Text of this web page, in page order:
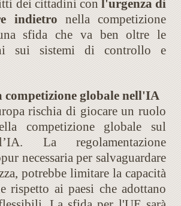
dei cittadini con l'urgenza di
indietro nella competizione
sfida che va ben oltre le
sui sistemi di controllo e
competizione globale nell'IA
rischia di giocare un ruolo
competizione globale sul
La regolamentazione
necessaria per salvaguardare
potrebbe limitare la capacità
rispetto ai paesi che adottano